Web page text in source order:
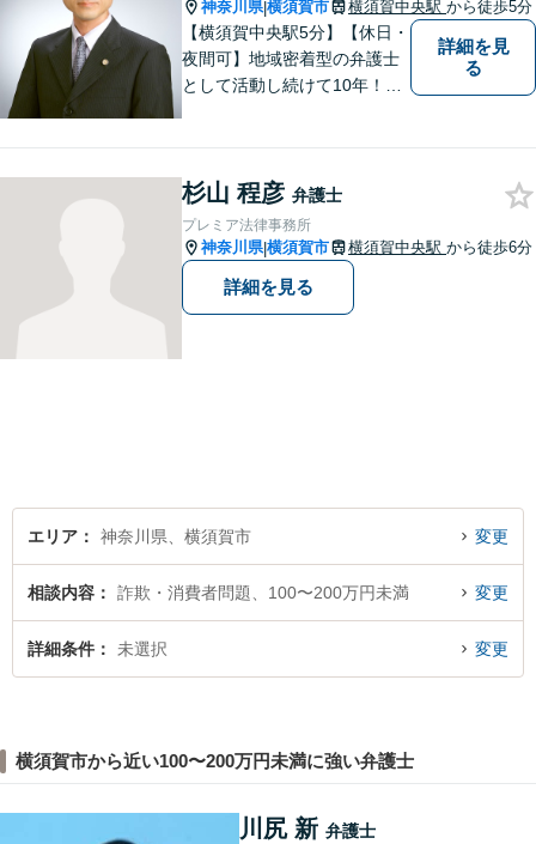
神奈川県|横須賀市 横須賀中央駅 から徒歩5分
【横須賀中央駅5分】【休日・
夜間可】地域密着型の弁護士
として活動し続けて10年！豊
可】【女性弁護士在籍】
詳細を見
る
杉山 程彦 弁護士
プレミア法律事務所
神奈川県|横須賀市 横須賀中央駅 から徒歩6分
詳細を見る
エリア 神奈川県、横須賀市 変更
相談内容 詐欺・消費者問題、100〜200万円未満 変更
詳細条件 未選択 変更
横須賀市から近い100〜200万円未満に強い弁護士
川尻 新 弁護士